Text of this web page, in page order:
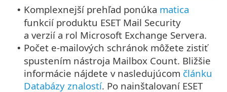
• Komplexnejší prehľad ponúka matica
funkcií produktu ESET Mail Security
a verzií a rol Microsoft Exchange Servera.
• Počet e‑mailových schránok môžete zistiť
spustením nástroja Mailbox Count. Bližšie
informácie nájdete v nasledujúcom článku
Databázy znalostí. Po nainštalovaní ESET